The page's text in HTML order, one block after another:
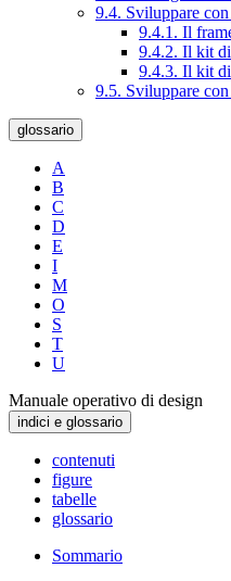
9.4. Sviluppare
9.4.1. Il
9.4.2. Il kit
9.4.3. Il kit
9.5. Sviluppare
glossario
A
B
C
D
E
I
M
O
S
T
U
Manuale operativo di design
indici e glossario
contenuti
figure
tabelle
glossario
Sommario